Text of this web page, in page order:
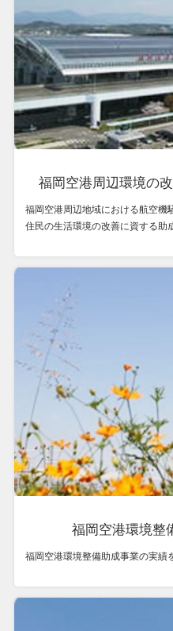
福岡空港周辺環境の
福岡空港周辺地域における航空機
住民の生活環境の改善に資する助
福岡空港環境整
福岡空港環境整備助成事業の実績